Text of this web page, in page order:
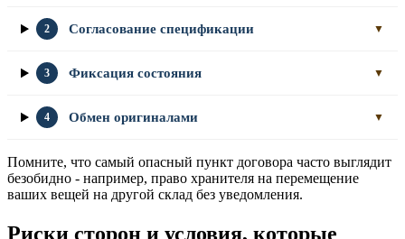
2 Согласование спецификации ▼
3 Фиксация состояния ▼
4 Обмен оригиналами ▼
Помните, что самый опасный пункт договора часто выглядит
безобидно - например, право хранителя на перемещение
ваших вещей на другой склад без уведомления.
Риски сторон и условия, которые